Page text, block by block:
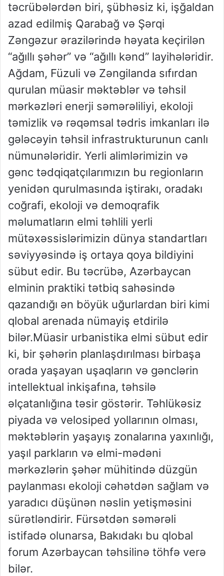
təcrübələrdən biri, şübhəsiz ki, işğaldan
azad edilmiş Qarabağ və Şərqi
Zəngəzur ərazilərində həyata keçirilən
“ağıllı şəhər” və “ağıllı kənd” layihələridir.
Ağdam, Füzuli və Zəngilanda sıfırdan
qurulan müasir məktəblər və təhsil
mərkəzləri enerji səmərəliliyi, ekoloji
təmizlik və rəqəmsal tədris imkanları ilə
gələcəyin təhsil infrastrukturunun canlı
nümunələridir. Yerli alimlərimizin və
gənc tədqiqatçılarımızın bu regionların
yenidən qurulmasında iştirakı, oradakı
coğrafi, ekoloji və demoqrafik
məlumatların elmi təhlili yerli
mütəxəssislərimizin dünya standartları
səviyyəsində iş ortaya qoya bildiyini
sübut edir. Bu təcrübə, Azərbaycan
elminin praktiki tətbiq sahəsində
qazandığı ən böyük uğurlardan biri kimi
qlobal arenada nümayiş etdirilə
bilər.Müasir urbanistika elmi sübut edir
ki, bir şəhərin planlaşdırılması birbaşa
orada yaşayan uşaqların və gənclərin
intellektual inkişafına, təhsilə
əlçatanlığına təsir göstərir. Təhlükəsiz
piyada və velosiped yollarının olması,
məktəblərin yaşayış zonalarına yaxınlığı,
yaşıl parkların və elmi-mədəni
mərkəzlərin şəhər mühitində düzgün
paylanması ekoloji cəhətdən sağlam və
yaradıcı düşünən nəslin yetişməsini
sürətləndirir. Fürsətdən səmərəli
istifadə olunarsa, Bakıdakı bu qlobal
forum Azərbaycan təhsilinə töhfə verə
bilər.